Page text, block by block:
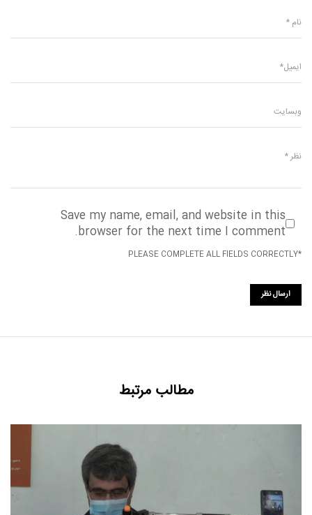
Save my name, email, and website in this
browser for the next time I comment.
*PLEASE COMPLETE ALL FIELDS CORRECTLY
مطالب مرتبط